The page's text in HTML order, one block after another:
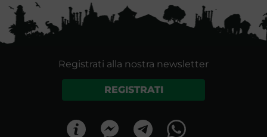
Registrati alla nostra newsletter
REGISTRATI